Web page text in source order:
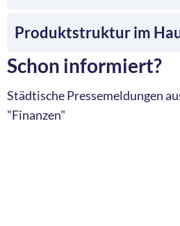
Produktstruktur im
Schon informiert?
Städtische Pressemeldungen
"Finanzen"